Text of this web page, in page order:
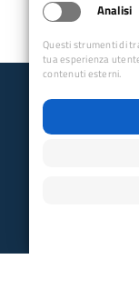
Club
Analisi
Questi strumenti di
tua esperienza
contenuti esterni.